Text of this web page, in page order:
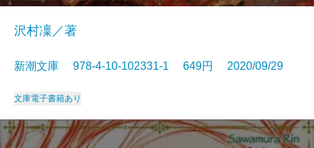
沢村凜／著
新潮文庫 978-4-10-102331-1 649円 2020/09/29
文庫電子書籍あり